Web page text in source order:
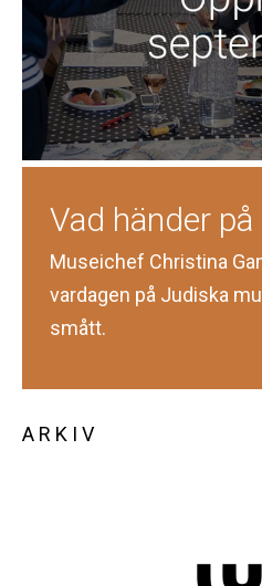
Vad händer
Museichef Christina
vardagen på Judiska
smått.
ARKIV